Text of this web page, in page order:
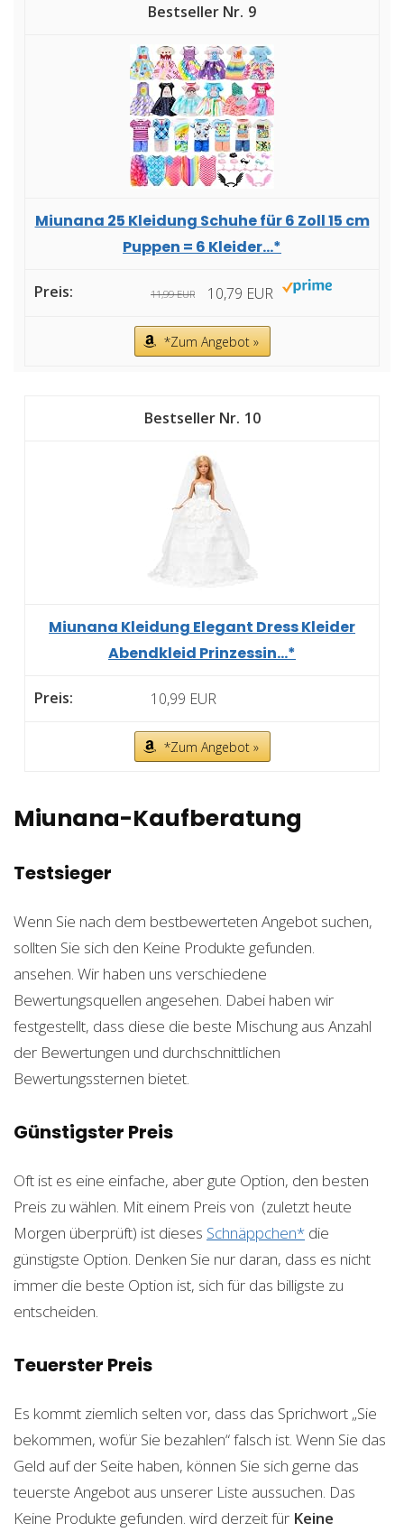
9
Miunana 25 Kleidung Schuhe für 6 Zoll 15 cm
Puppen = 6 Kleider...*
11,99 EUR 10,79 EUR
*Zum Angebot »
10
Miunana Kleidung Elegant Dress Kleider
Abendkleid Prinzessin...*
10,99 EUR
*Zum Angebot »
Miunana-Kaufberatung
Testsieger
Wenn Sie nach dem bestbewerteten Angebot suchen,
sollten Sie sich den Keine Produkte gefunden.
ansehen. Wir haben uns verschiedene
Bewertungsquellen angesehen. Dabei haben wir
festgestellt, dass diese die beste Mischung aus Anzahl
der Bewertungen und durchschnittlichen
Bewertungssternen bietet.
Günstigster Preis
Oft ist es eine einfache, aber gute Option, den besten
Preis zu wählen. Mit einem Preis von (zuletzt heute
Morgen überprüft) ist dieses Schnäppchen* die
günstigste Option. Denken Sie nur daran, dass es nicht
immer die beste Option ist, sich für das billigste zu
entscheiden.
Teuerster Preis
Es kommt ziemlich selten vor, dass das Sprichwort „Sie
bekommen, wofür Sie bezahlen“ falsch ist. Wenn Sie das
Geld auf der Seite haben, können Sie sich gerne das
teuerste Angebot aus unserer Liste aussuchen. Das
Keine Produkte gefunden. wird derzeit für Keine